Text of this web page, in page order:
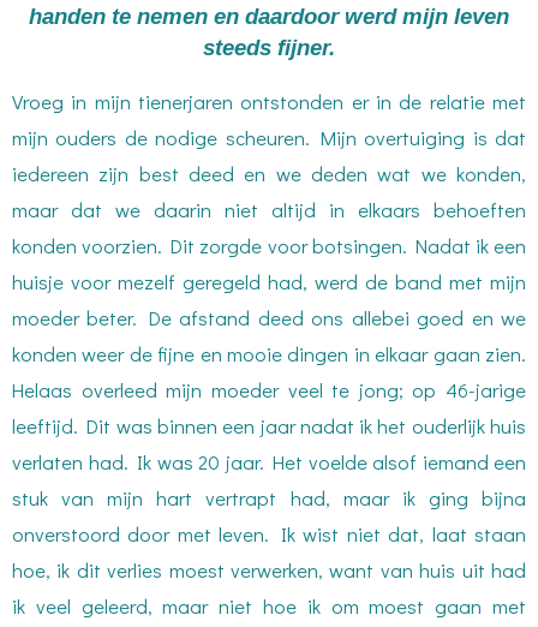
handen te nemen en daardoor werd mijn leven
steeds fijner.
Vroeg in mijn tienerjaren ontstonden er in de relatie met
mijn ouders de nodige scheuren. Mijn overtuiging is dat
iedereen zijn best deed en we deden wat we konden,
maar dat we daarin niet altijd in elkaars behoeften
konden voorzien. Dit zorgde voor botsingen. Nadat ik een
huisje voor mezelf geregeld had, werd de band met mijn
moeder beter. De afstand deed ons allebei goed en we
konden weer de fijne en mooie dingen in elkaar gaan zien.
Helaas overleed mijn moeder veel te jong; op 46-jarige
leeftijd. Dit was binnen een jaar nadat ik het ouderlijk huis
verlaten had. Ik was 20 jaar. Het voelde alsof iemand een
stuk van mijn hart vertrapt had, maar ik ging bijna
onverstoord door met leven. Ik wist niet dat, laat staan
hoe, ik dit verlies moest verwerken, want van huis uit had
ik veel geleerd, maar niet hoe ik om moest gaan met